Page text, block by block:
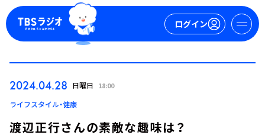
ログイン
ログイン
2024.04.28 日曜日 18:00
ライフスタイル・健康
渡辺正行さんの素敵な趣味は？